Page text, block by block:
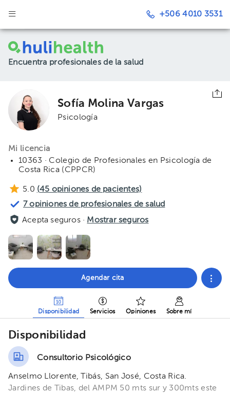
+506 4010 3531
Encuentra profesionales de la salud
Sofía Molina Vargas
Psicología
Mi licencia
10363 · Colegio de Profesionales en Psicología de
Costa Rica (CPPCR)
5.0 (45 opiniones de pacientes)
7 opiniones de profesionales de salud
Acepta seguros · Mostrar seguros
Agendar cita
Disponibilidad Servicios Opiniones Sobre mí
Disponibilidad
Consultorio Psicológico
Anselmo Llorente, Tibás, San José, Costa Rica.
Jardines de Tibas, del AMPM 50 mts sur y 300mts este